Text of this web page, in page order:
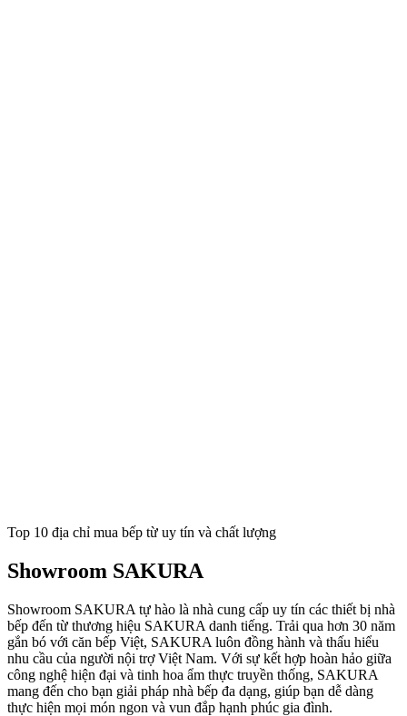
Top 10 địa chỉ mua bếp từ uy tín và chất lượng
Showroom SAKURA
Showroom SAKURA tự hào là nhà cung cấp uy tín các thiết bị nhà
bếp đến từ thương hiệu SAKURA danh tiếng. Trải qua hơn 30 năm
gắn bó với căn bếp Việt, SAKURA luôn đồng hành và thấu hiểu
nhu cầu của người nội trợ Việt Nam. Với sự kết hợp hoàn hảo giữa
công nghệ hiện đại và tinh hoa ẩm thực truyền thống, SAKURA
mang đến cho bạn giải pháp nhà bếp đa dạng, giúp bạn dễ dàng
thực hiện mọi món ngon và vun đắp hạnh phúc gia đình.